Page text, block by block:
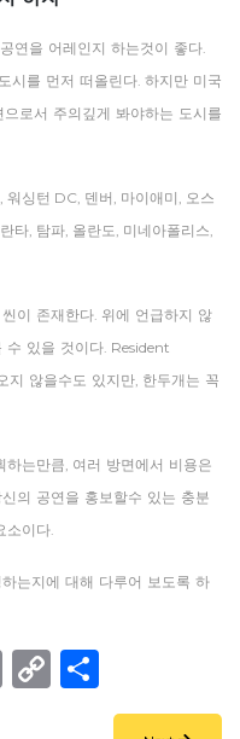
공연을 어레인지 하는것이 좋다.
도시를 먼저 떠올린다. 하지만 미국
으로서 주의깊게 봐야하는 도시를
, 워싱턴 DC, 덴버 , 마이애미 , 오스
타, 탐파, 올란도, 미네아폴리스,
씬이 존재한다. 위에 언급하지 않
수 있을 것이다. Resident
지 않을수도 있지만, 한두개는 꼭
하는만큼, 여러 방면에서 비용은
의 공연을 홍보할수 있는 충분
소이다.
는지에 대해 다루어 보도록 하
Email Copy